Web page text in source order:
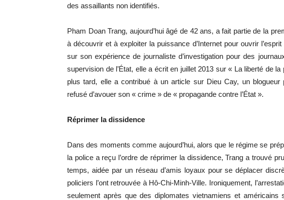
des assaillants non identifiés.
Pham Doan Trang, aujourd’hui âgé de 42 ans, a fait partie de la
à découvrir et à exploiter la puissance d’Internet pour ouvrir
sur son expérience de journaliste d’investigation pour des
supervision de l’État, elle a écrit en juillet 2013 sur « La liberté de
plus tard, elle a contribué à un article sur Dieu Cay, un blogueur
refusé d’avouer son « crime » de « propagande contre l’État ».
Réprimer la dissidence
Dans des moments comme aujourd’hui, alors que le régime se
la police a reçu l’ordre de réprimer la dissidence, Trang a trouvé
temps, aidée par un réseau d’amis loyaux pour se déplacer
policiers l’ont retrouvée à Hô-Chi-Minh-Ville. Ironiquement,
seulement après que des diplomates vietnamiens et